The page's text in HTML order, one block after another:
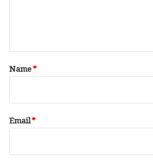
*
Name*
Email*